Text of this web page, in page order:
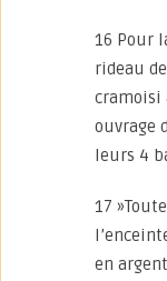
16 Pour
rideau
cramoisi
ouvrage
leurs 4
17
en